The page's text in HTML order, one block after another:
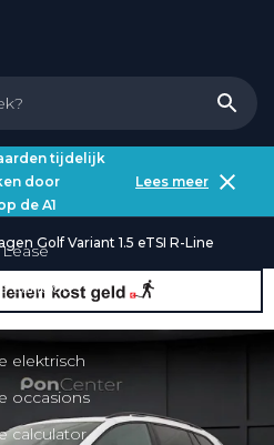
aanbod
elektrisch
occasions
calculator
tijdelijk
door
de A1
Lees meer
Golf Variant 1.5 eTSI R-Line